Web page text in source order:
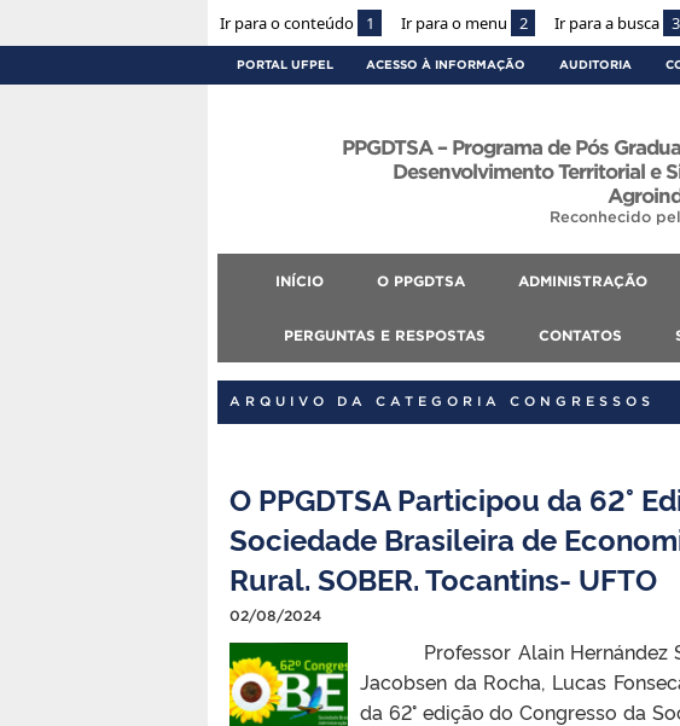
Ir para o conteúdo 1 Ir para o menu 2 Ir para a busca 3
PORTAL UFPEL ACESSO À INFORMAÇÃO AUDITORIA
PPGDTSA – Programa de Pós
Desenvolvimento Territorial e
Reconhecido
INÍCIO O PPGDTSA ADMINISTRAÇÃO
PERGUNTAS E RESPOSTAS CONTATOS
ARQUIVO DA CATEGORIA CONGRESSOS
O PPGDTSA Participou da 62°
Sociedade Brasileira de
Rural. SOBER. Tocantins- UFTO
02/08/2024
Professor Alain Hernández
Jacobsen da Rocha, Lucas
da 62° edição do Congresso da